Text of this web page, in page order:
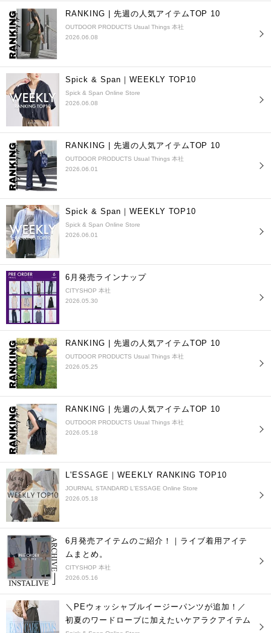
RANKING | 先週の人気アイテムTOP 10
OUTDOOR PRODUCTS Usual Things 本社
2026.06.08
Spick & Span｜WEEKLY TOP10
Spick & Span Online Store
2026.06.08
RANKING | 先週の人気アイテムTOP 10
OUTDOOR PRODUCTS Usual Things 本社
2026.06.01
Spick & Span｜WEEKLY TOP10
Spick & Span Online Store
2026.06.01
6月発売ラインナップ
CITYSHOP 本社
2026.05.30
RANKING | 先週の人気アイテムTOP 10
OUTDOOR PRODUCTS Usual Things 本社
2026.05.25
RANKING | 先週の人気アイテムTOP 10
OUTDOOR PRODUCTS Usual Things 本社
2026.05.18
L'ESSAGE｜WEEKLY RANKING TOP10
JOURNAL STANDARD L'ESSAGE Online Store
2026.05.18
6月発売アイテムのご紹介！｜ライブ着用アイテ
ムまとめ。
CITYSHOP 本社
2026.05.16
＼PEウォッシャブルイージーパンツが追加！／
初夏のワードローブに加えたいケアラクアイテム